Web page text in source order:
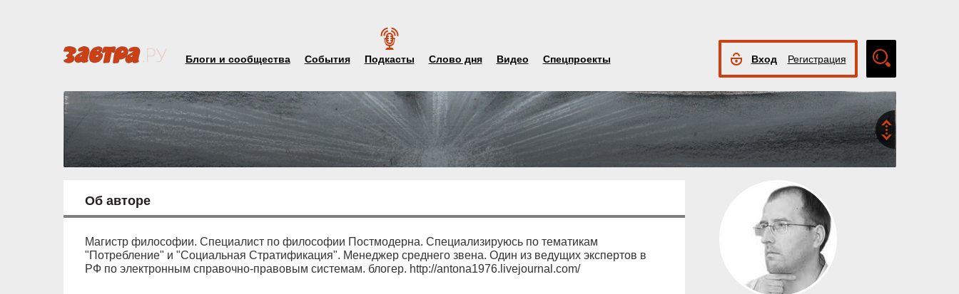
Блоги и сообщества События Подкасты Слово дня Видео Спецпроекты Вход Регистрация
поиск
Об авторе
Магистр философии. Специалист по философии Постмодерна. Специализируюсь по тематикам
"Потребление" и "Социальная Стратификация". Менеджер среднего звена. Один из ведущих экспертов в
РФ по электронным справочно-правовым системам. блогер. http://antona1976.livejournal.com/